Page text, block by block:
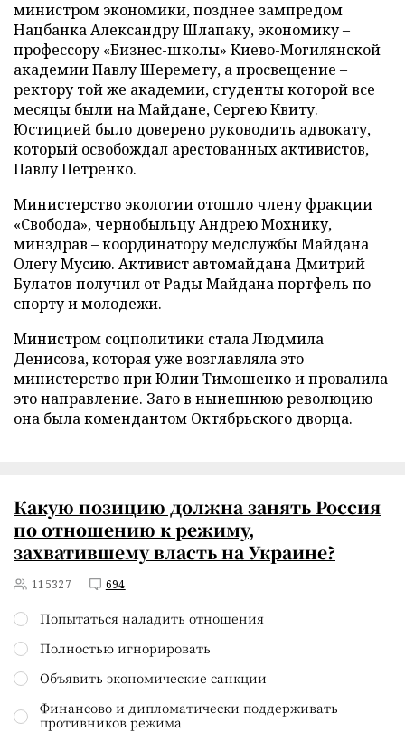
министром экономики, позднее зампредом
Нацбанка Александру Шлапаку, экономику –
профессору «Бизнес-школы» Киево-Могилянской
академии Павлу Шеремету, а просвещение –
ректору той же академии, студенты которой все
месяцы были на Майдане, Сергею Квиту.
Юстицией было доверено руководить адвокату,
который освобождал арестованных активистов,
Павлу Петренко.
Министерство экологии отошло члену фракции
«Свобода», чернобыльцу Андрею Мохнику,
минздрав – координатору медслужбы Майдана
Олегу Мусию. Активист автомайдана Дмитрий
Булатов получил от Рады Майдана портфель по
спорту и молодежи.
Министром соцполитики стала Людмила
Денисова, которая уже возглавляла это
министерство при Юлии Тимошенко и провалила
это направление. Зато в нынешнюю революцию
она была комендантом Октябрьского дворца.
Какую позицию должна занять Россия
по отношению к режиму,
захватившему власть на Украине?
115327 694
Попытаться наладить отношения
Полностью игнорировать
Объявить экономические санкции
Финансово и дипломатически поддерживать
противников режима